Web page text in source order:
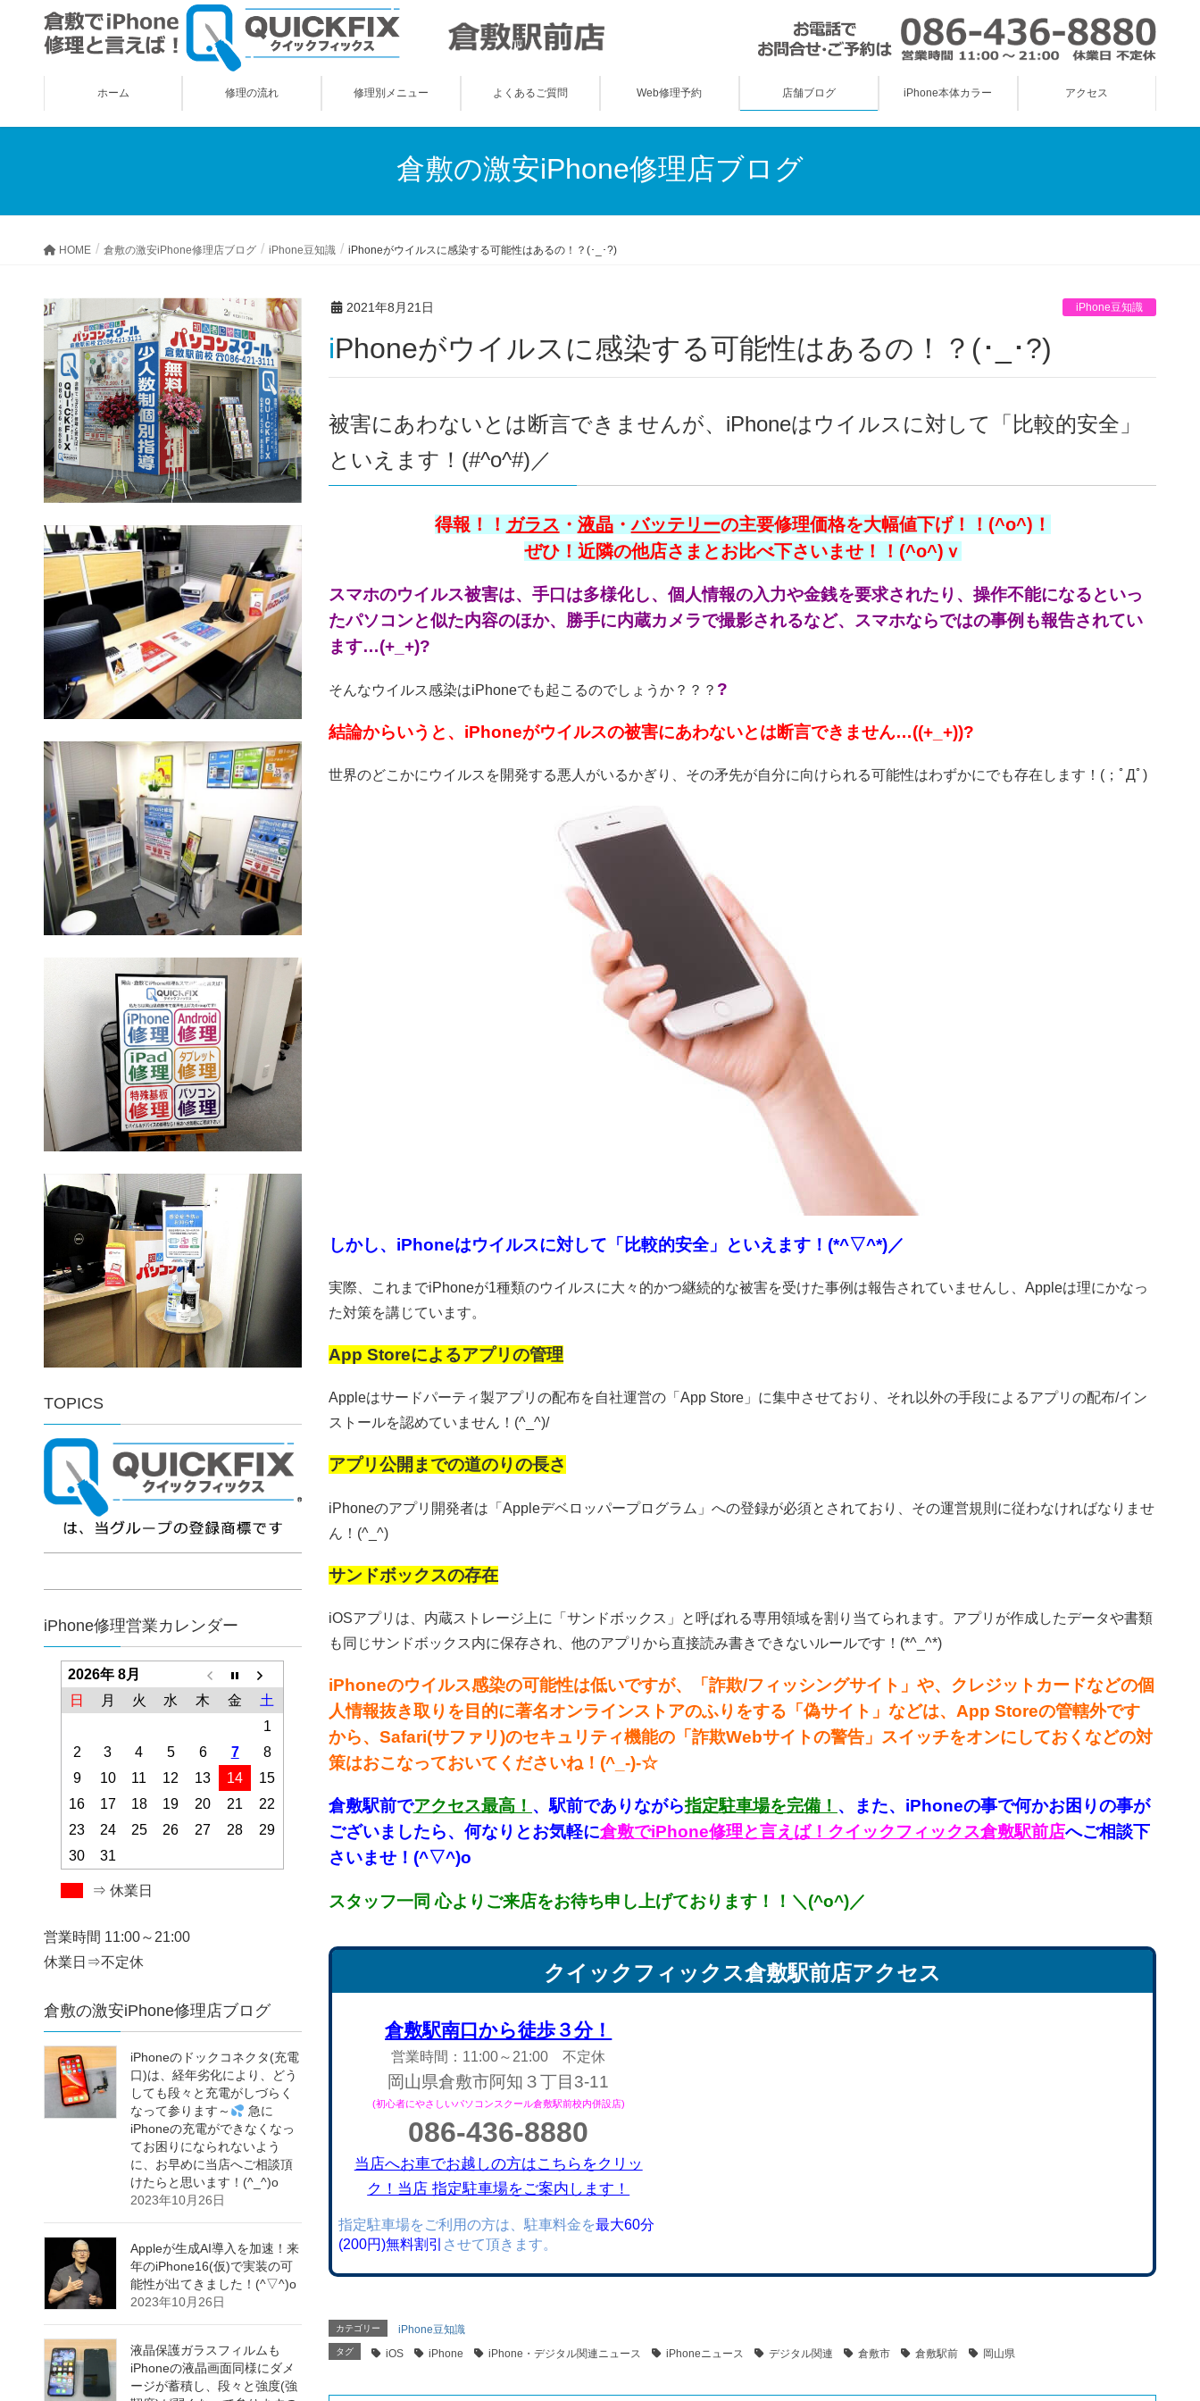
ホーム 修理の流れ 修理別メニュー よくあるご質問 Web修理予約 店舗ブログ iPhone本体カラー アクセス
倉敷の激安iPhone修理店ブログ
HOME 倉敷の激安iPhone修理店ブログ iPhone豆知識 iPhoneがウイルスに感染する可能性はあるの！？(･_･?)
2021年8月21日 iPhone豆知識
iPhoneがウイルスに感染する可能性はあるの！？(･_･?)
被害にあわないとは断言できませんが、iPhoneはウイルスに対して「比較的安全」
といえます！(#^o^#)／
得報！！ ガラス ・ 液晶・バッテリーの主要修理価格を大幅値下げ！！(^o^)！
ぜひ！近隣の他店さまとお比べ下さいませ！！(^o^)ｖ
スマホのウイルス被害は、手口は多様化し、個人情報の入力や金銭を要求されたり、操作不能になるといっ
たパソコンと似た内容のほか、勝手に内蔵カメラで撮影されるなど、スマホならではの事例も報告されてい
ます…(+_+)?
そんなウイルス感染はiPhoneでも起こるのでしょうか？？？ ?
結論からいうと、iPhoneがウイルスの被害にあわないとは断言できません…((+_+))?
世界のどこかにウイルスを開発する悪人がいるかぎり、その矛先が自分に向けられる可能性はわずかにでも存在します！(；ﾟДﾟ)
しかし、iPhoneはウイルスに対して「比較的安全」といえます！(*^▽^*)／
実際、これまでiPhoneが1種類のウイルスに大々的かつ継続的な被害を受けた事例は報告されていませんし、Appleは理にかなっ
た対策を講じています。
App Storeによるアプリの管理
Appleはサードパーティ製アプリの配布を自社運営の「App Store」に集中させており、それ以外の手段によるアプリの配布/イン
ストールを認めていません！(^_^)/
アプリ公開までの道のりの長さ
iPhoneのアプリ開発者は「Appleデベロッパープログラム」への登録が必須とされており、その運営規則に従わなければなりませ
ん！(^_^)
サンドボックスの存在
iOSアプリは、内蔵ストレージ上に「サンドボックス」と呼ばれる専用領域を割り当てられます。アプリが作成したデータや書類
も同じサンドボックス内に保存され、他のアプリから直接読み書きできないルールです！(*^_^*)
iPhoneのウイルス感染の可能性は低いですが、「詐欺/フィッシングサイト」や、クレジットカードなどの個
人情報抜き取りを目的に著名オンラインストアのふりをする「偽サイト」などは、App Storeの管轄外です
から、Safari(サファリ)のセキュリティ機能の「詐欺Webサイトの警告」スイッチをオンにしておくなどの対
策はおこなっておいてくださいね！(^_-)-☆
倉敷駅前でアクセス最高！ 、駅前でありながら指定駐車場を完備！ 、
また、iPhoneの事で何かお困りの事が
ございましたら、何なりとお気軽に倉敷でiPhone修理と言えば！クイックフィックス倉敷駅前店へご相談下
さいませ！(^▽^)o
スタッフ一同 心よりご来店をお待ち申し上げております！！＼(^o^)／
クイックフィックス倉敷駅前店アクセス
倉敷駅南口から徒歩３分！
営業時間：11:00～21:00 不定休
岡山県倉敷市阿知３丁目3-11
(初心者にやさしいパソコンスクール倉敷駅前校内併設店)
086-436-8880
当店へお車でお越しの方はこちらをクリッ
ク！当店 指定駐車場をご案内します！
指定駐車場をご利用の方は、駐車料金を最大60分
(200円)無料割引 させて頂きます。
カテゴリー iPhone豆知識
タグ iOS iPhone iPhone・デジタル関連ニュース iPhoneニュース デジタル関連 倉敷市 倉敷駅前 岡山県
TOPICS
iPhone修理営業カレンダー
2026年 8月
日
月 火 水 木 金
土
1
2
3 4 5 6 7
8
9
10 11 12 13 14
15
16
17 18 19 20 21
22
23
24 25 26 27 28
29
30
31
⇒ 休業日
営業時間 11:00～21:00
休業日⇒不定休
倉敷の激安iPhone修理店ブログ
iPhoneのドックコネクタ(充電
口)は、経年劣化により、どう
しても段々と充電がしづらく
なって参ります～
急に
iPhoneの充電ができなくなっ
てお困りになられないよう
に、お早めに当店へご相談頂
けたらと思います！(^_^)o
2023年10月26日
Appleが生成AI導入を加速！来
年のiPhone16(仮)で実装の可
能性が出てきました！(^▽^)o
2023年10月26日
液晶保護ガラスフィルムも
iPhoneの液晶画面同様にダメ
ージが蓄積し、段々と強度(強